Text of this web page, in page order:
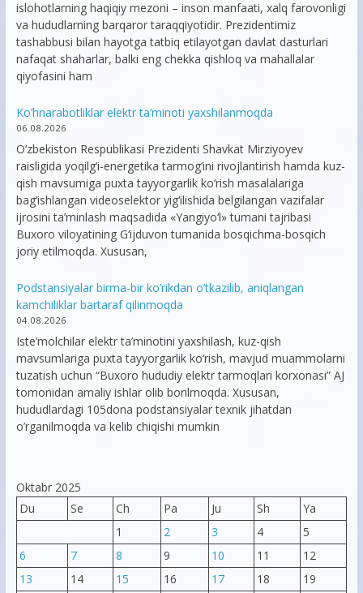
islohotlarning haqiqiy mezoni – inson manfaati, xalq farovonligi
va hududlarning barqaror taraqqiyotidir. Prezidentimiz
tashabbusi bilan hayotga tatbiq etilayotgan davlat dasturlari
nafaqat shaharlar, balki eng chekka qishloq va mahallalar
qiyofasini ham
Ko’hnarabotliklar elektr ta’minoti yaxshilanmoqda
06.08.2026
O‘zbekiston Respublikasi Prezidenti Shavkat Mirziyoyev
raisligida yoqilg‘i-energetika tarmog‘ini rivojlantirish hamda kuz-
qish mavsumiga puxta tayyorgarlik ko‘rish masalalariga
bag‘ishlangan videoselektor yig‘ilishida belgilangan vazifalar
ijrosini ta’minlash maqsadida «Yangiyo‘l» tumani tajribasi
Buxoro viloyatining G‘ijduvon tumanida bosqichma-bosqich
joriy etilmoqda. Xususan,
Podstansiyalar birma-bir ko’rikdan o’tkazilib, aniqlangan
kamchiliklar bartaraf qilinmoqda
04.08.2026
Iste’molchilar elektr ta’minotini yaxshilash, kuz-qish
mavsumlariga puxta tayyorgarlik ko‘rish, mavjud muammolarni
tuzatish uchun “Buxoro hududiy elektr tarmoqlari korxonasi” AJ
tomonidan amaliy ishlar olib borilmoqda. Xususan,
hududlardagi 105dona podstansiyalar texnik jihatdan
o’rganilmoqda va kelib chiqishi mumkin
Oktabr 2025
Du
Se Ch Pa Ju Sh
Ya
1
2 3 4
5
6
7 8 9 10 11
12
13
14 15 16 17 18
19